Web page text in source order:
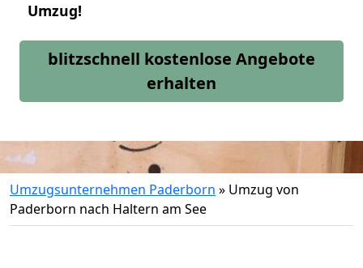
Umzug!
blitzschnell kostenlose Angebote
erhalten
Umzugsunternehmen Paderborn » Umzug von
Paderborn nach Haltern am See